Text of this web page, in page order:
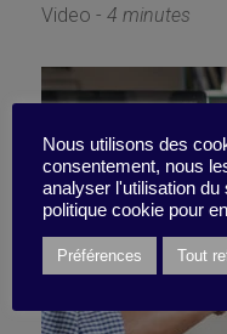
Video - 4 minutes
Nous utilisons des
consentement, nous
analyser l'utilisation
politique cookie pour
Préférences Tout